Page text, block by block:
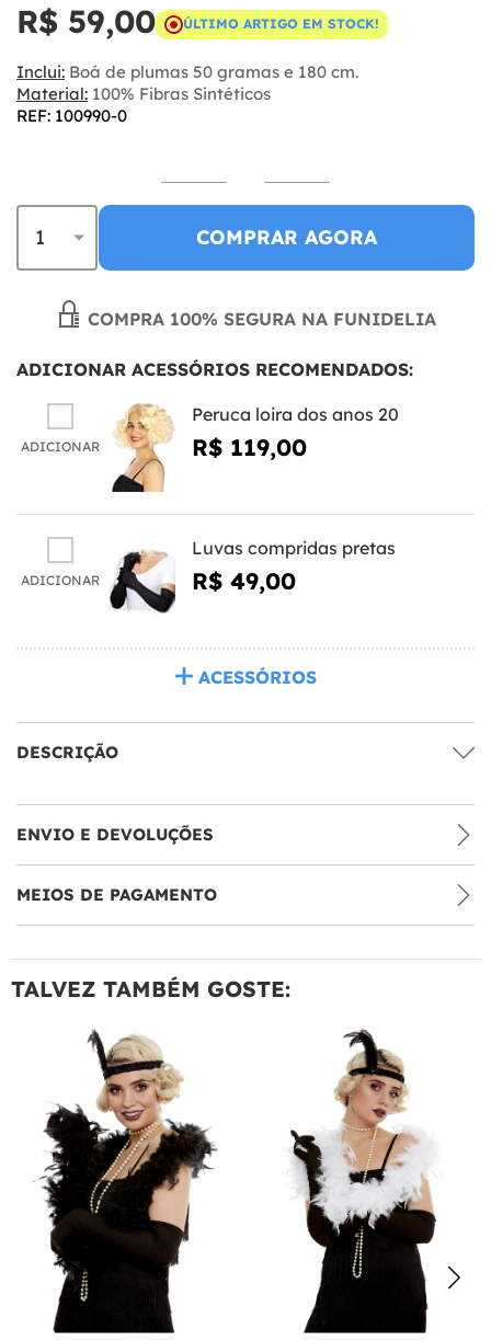
R$ 59,00 ÚLTIMO ARTIGO EM STOCK!
Inclui: Boá de plumas 50 gramas e 180 cm.
Material: 100% Fibras Sintéticos
REF: 100990-0
COMPRAR AGORA
COMPRA 100% SEGURA NA FUNIDELIA
ADICIONAR ACESSÓRIOS RECOMENDADOS:
ADICIONAR
Peruca loira dos anos 20
R$ 119,00
ADICIONAR
Luvas compridas pretas
R$ 49,00
ACESSÓRIOS
DESCRIÇÃO
ENVIO E DEVOLUÇÕES
MEIOS DE PAGAMENTO
TALVEZ TAMBÉM GOSTE: